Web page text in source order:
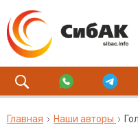
Главная Наши авторы